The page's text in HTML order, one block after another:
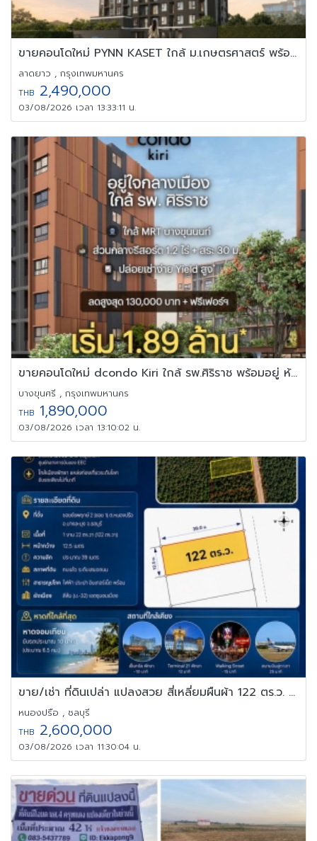
ขายคอนโดใหม่ PYNN KASET ใกล้ ม.เกษตรศาสตร์ พร้อมอยู่ เลี้ยงสัตว์
ลาดยาว , กรุงเทพมหานคร
THB 2,490,000
03/08/2026 เวลา 13:33:11 น.
ขายคอนโดใหม่ dcondo Kiri ใกล้ รพ.ศิริราช พร้อมอยู่ ห้องแต่งครบ
บางขุนศรี , กรุงเทพมหานคร
THB 1,890,000
03/08/2026 เวลา 13:10:02 น.
ขาย/เช่า ที่ดินเปล่า แปลงสวย สี่เหลี่ยมผืนผ้า 122 ตร.ว. บางละมุง
หนองปรือ , ชลบุรี
THB 2,600,000
03/08/2026 เวลา 11:30:04 น.